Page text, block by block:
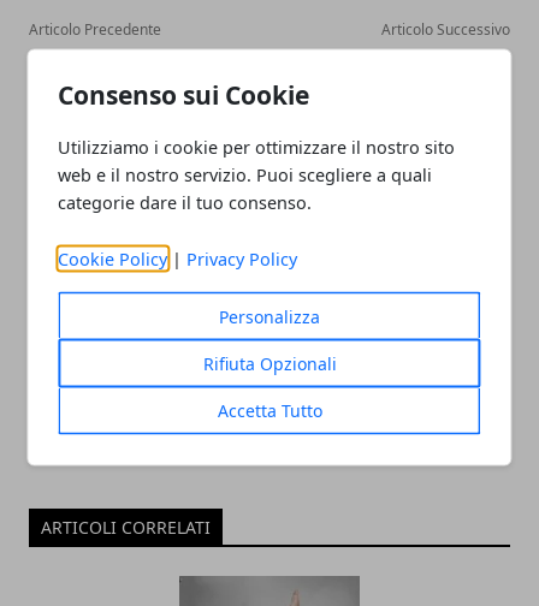
Consenso sui Cookie
Utilizziamo i cookie per ottimizzare il nostro sito
web e il nostro servizio. Puoi scegliere a quali
categorie dare il tuo consenso.
Cookie Policy | Privacy Policy
Personalizza
Rifiuta Opzionali
Accetta Tutto
Articolo Precedente
parodontite: cause, sintomi
e rimedi
Articolo Successivo
acciaio inossidabile, alcuni
Redazione
ARTICOLI CORRELATI